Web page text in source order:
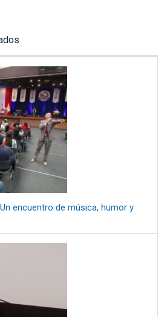
encuentro de música, humor y